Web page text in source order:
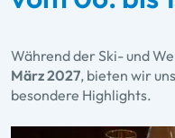
Während der Ski- und
März 2027, bieten wir
besondere Highlights.